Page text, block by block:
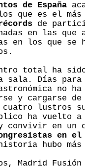
de España
que es el
de
en las que
los que se
total ha
sala. Días
no
y cargarse
lustros
ha vuelto
convivir en un
en
hubo
Madrid